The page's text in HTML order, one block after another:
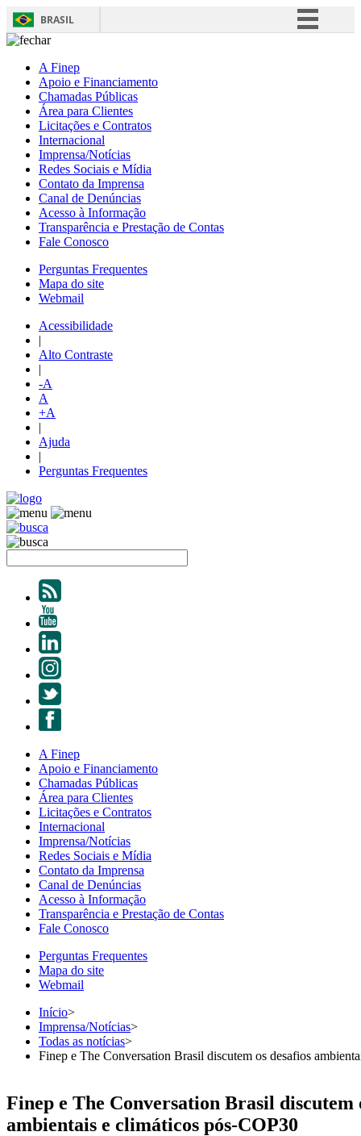
BRASIL
A Finep
Apoio e Financiamento
Chamadas Públicas
Área para Clientes
Licitações e Contratos
Internacional
Imprensa/Notícias
Redes Sociais e Mídia
Contato da Imprensa
Canal de Denúncias
Acesso à Informação
Transparência e Prestação de Contas
Fale Conosco
Perguntas Frequentes
Mapa do site
Webmail
Acessibilidade
|
Alto Contraste
|
-A
A
+A
|
Ajuda
|
Perguntas Frequentes
A Finep
Apoio e Financiamento
Chamadas Públicas
Área para Clientes
Licitações e Contratos
Internacional
Imprensa/Notícias
Redes Sociais e Mídia
Contato da Imprensa
Canal de Denúncias
Acesso à Informação
Transparência e Prestação de Contas
Fale Conosco
Perguntas Frequentes
Mapa do site
Webmail
Início>
Imprensa/Notícias>
Todas as notícias>
Finep e The Conversation Brasil discutem os desafios
Finep e The Conversation Brasil discutem
ambientais e climáticos pós-COP30